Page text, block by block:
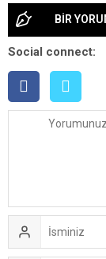
BİR
Social connect: